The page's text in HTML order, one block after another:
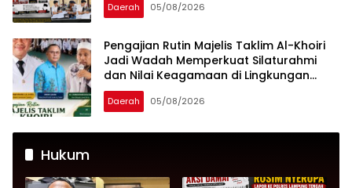
Daerah 05/08/2026
Pengajian Rutin Majelis Taklim Al-Khoiri
Jadi Wadah Memperkuat Silaturahmi
dan Nilai Keagamaan di Lingkungan
Pemkab Lamteng
Daerah 05/08/2026
Hukum